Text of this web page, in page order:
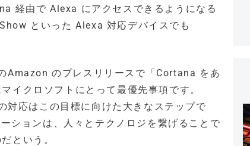
経由で Alexa にアクセスできるようになる
といった Alexa 対応デバイスでも
Amazon のプレスリリースで「Cortana をあ
イクロソフトにとって最優先事項です。
応はこの目標に向けた大きなステップで
ションは、人々とテクノロジを繋げることで
という。